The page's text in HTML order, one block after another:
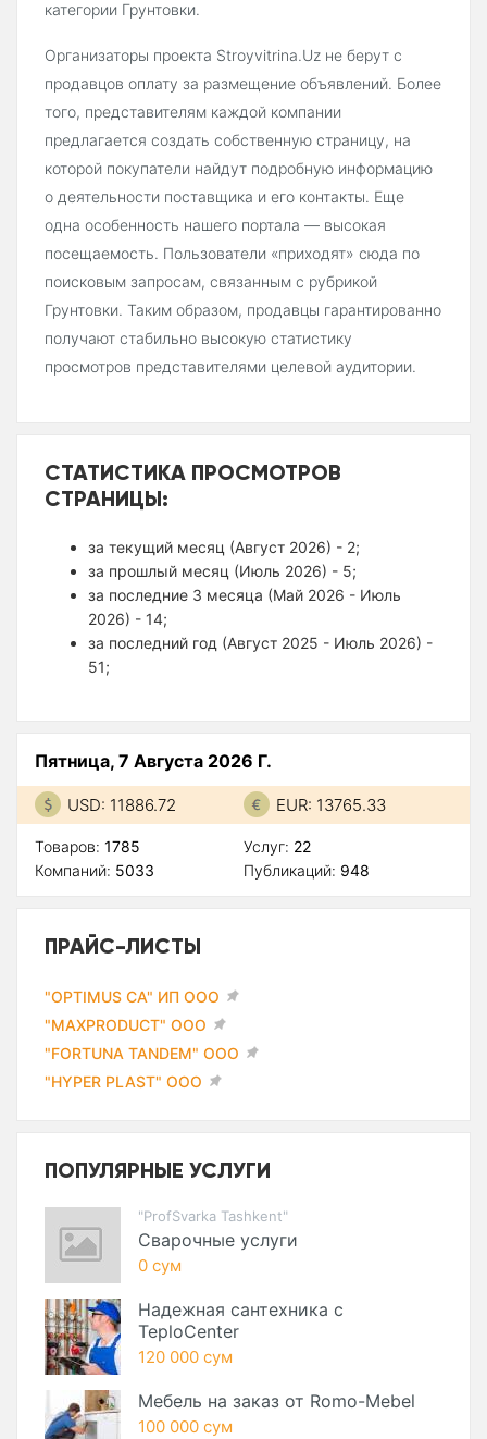
категории Грунтовки.
Организаторы проекта Stroyvitrina.Uz не берут с
продавцов оплату за размещение объявлений. Более
того, представителям каждой компании
предлагается создать собственную страницу, на
которой покупатели найдут подробную информацию
о деятельности поставщика и его контакты. Еще
одна особенность нашего портала — высокая
посещаемость. Пользователи «приходят» сюда по
поисковым запросам, связанным с рубрикой
Грунтовки. Таким образом, продавцы гарантированно
получают стабильно высокую статистику
просмотров представителями целевой аудитории.
СТАТИСТИКА ПРОСМОТРОВ
СТРАНИЦЫ:
за текущий месяц (Август 2026) - 2;
за прошлый месяц (Июль 2026) - 5;
за последние 3 месяца (Май 2026 - Июль
2026) - 14;
за последний год (Август 2025 - Июль 2026) -
51;
Пятница, 7 Августа 2026 Г.
USD: 11886.72 EUR: 13765.33
Товаров: 1785
Компаний: 5033
Услуг: 22
Публикаций: 948
ПРАЙС-ЛИСТЫ
"OPTIMUS CA" ИП ООО
"MAXPRODUCT" ООО
"FORTUNA TANDEM" ООО
"HYPER PLAST" ООО
ПОПУЛЯРНЫЕ УСЛУГИ
"ProfSvarka Tashkent"
Сварочные услуги
0 сум
Надежная сантехника с
TeploCenter
120 000 сум
Мебель на заказ от Romo-Mebel
100 000 сум